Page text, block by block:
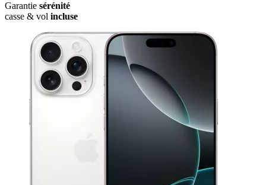
Garantie sérénité
casse & vol incluse